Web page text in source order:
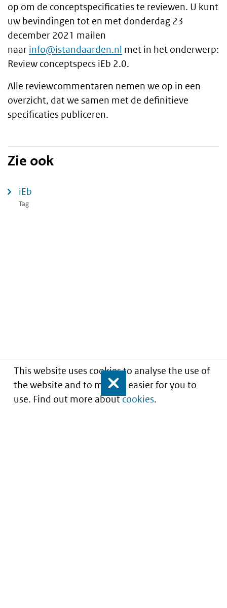
This website uses cookies to analyse the use of
the website and to make it easier for you to
use. Find out more aboutcookies.
Close
op om de conceptspecificaties te reviewen. U kunt
uw bevindingen tot en met donderdag 23
december 2021 mailen
naar info@istandaarden.nl met in het onderwerp:
Review conceptspecs iEb 2.0.
Alle reviewcommentaren nemen we op in een
overzicht, dat we samen met de definitieve
specificaties publiceren.
Zie ook
iEb
Tag